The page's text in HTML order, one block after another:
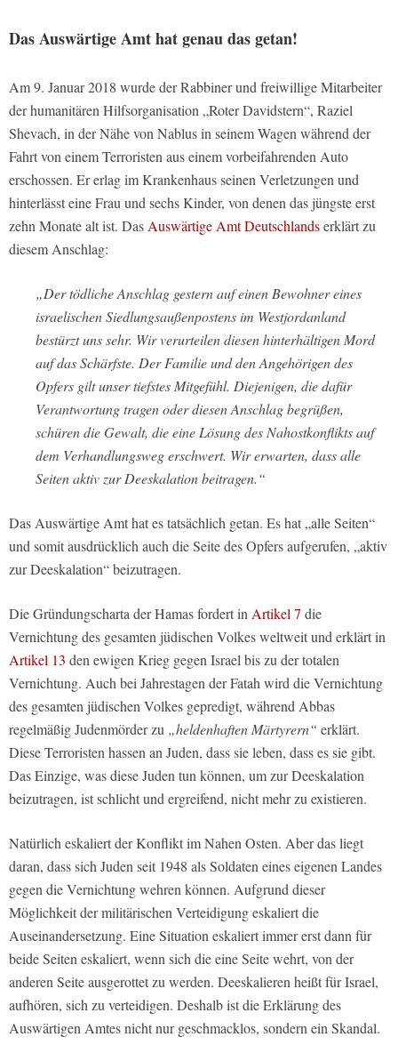
Das Auswärtige Amt hat genau das getan!
Am 9. Januar 2018 wurde der Rabbiner und freiwillige Mitarbeiter
der humanitären Hilfsorganisation „Roter Davidstern“, Raziel
Shevach, in der Nähe von Nablus in seinem Wagen während der
Fahrt von einem Terroristen aus einem vorbeifahrenden Auto
erschossen. Er erlag im Krankenhaus seinen Verletzungen und
hinterlässt eine Frau und sechs Kinder, von denen das jüngste erst
zehn Monate alt ist. Das Auswärtige Amt Deutschlandserklärt zu
diesem Anschlag:
„Der tödliche Anschlag gestern auf einen Bewohner eines
israelischen Siedlungsaußenpostens im Westjordanland
bestürzt uns sehr. Wir verurteilen diesen hinterhältigen Mord
auf das Schärfste. Der Familie und den Angehörigen des
Opfers gilt unser tiefstes Mitgefühl. Diejenigen, die dafür
Verantwortung tragen oder diesen Anschlag begrüßen,
schüren die Gewalt, die eine Lösung des Nahostkonflikts auf
dem Verhandlungsweg erschwert. Wir erwarten, dass alle
Seiten aktiv zur Deeskalation beitragen.“
Das Auswärtige Amt hat es tatsächlich getan. Es hat „alle Seiten“
und somit ausdrücklich auch die Seite des Opfers aufgerufen, „aktiv
zur Deeskalation“ beizutragen.
Die Gründungscharta der Hamas fordert in Artikel 7 die
Vernichtung des gesamten jüdischen Volkes weltweit und erklärt in
Artikel 13 den ewigen Krieg gegen Israel bis zu der totalen
Vernichtung. Auch bei Jahrestagen der Fatah wird die Vernichtung
des gesamten jüdischen Volkes gepredigt, während Abbas
regelmäßig Judenmörder zu „heldenhaften Märtyrern“ erklärt.
Diese Terroristen hassen an Juden, dass sie leben, dass es sie gibt.
Das Einzige, was diese Juden tun können, um zur Deeskalation
beizutragen, ist schlicht und ergreifend, nicht mehr zu existieren.
Natürlich eskaliert der Konflikt im Nahen Osten. Aber das liegt
daran, dass sich Juden seit 1948 als Soldaten eines eigenen Landes
gegen die Vernichtung wehren können. Aufgrund dieser
Möglichkeit der militärischen Verteidigung eskaliert die
Auseinandersetzung. Eine Situation eskaliert immer erst dann für
beide Seiten eskaliert, wenn sich die eine Seite wehrt, von der
anderen Seite ausgerottet zu werden. Deeskalieren heißt für Israel,
aufhören, sich zu verteidigen. Deshalb ist die Erklärung des
Auswärtigen Amtes nicht nur geschmacklos, sondern ein Skandal.